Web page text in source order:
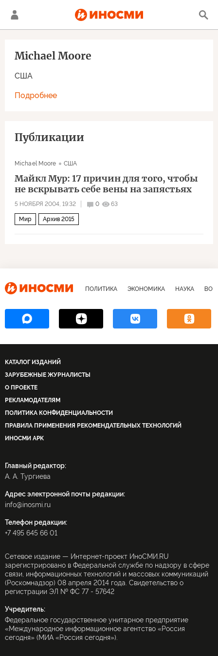
США
Michael Moore
Подробнее
Публикации
Michael Moore США
Майкл Мур: 17 причин для того, чтобы
не вскрывать себе вены на запястьях
5 НОЯБРЯ 2004, 19:32 0 63
Мир Архив 2015
ПОЛИТИКА ЭКОНОМИКА НАУКА
КАТАЛОГ ИЗДАНИЙ
ЗАРУБЕЖНЫЕ ЖУРНАЛИСТЫ
О ПРОЕКТЕ
РЕКЛАМОДАТЕЛЯМ
ПОЛИТИКА КОНФИДЕНЦИАЛЬНОСТИ
ПРАВИЛА ПРИМЕНЕНИЯ РЕКОМЕНДАТЕЛЬНЫХ ТЕХНОЛОГИЙ
ИНОСМИ APK
Главный редактор:
А. А. Тургиева
Адрес электронной почты редакции:
info@inosmi.ru
Телефон редакции:
+7 495 645 66 01
Сетевое издание — Интернет-проект ИноСМИ.RU
зарегистрировано в Федеральной службе по надзору в сфере
связи, информационных технологий и массовых коммуникаций
(Роскомнадзор) 08 апреля 2014 года. Свидетельство о
регистрации ЭЛ № ФС 77 - 57642
Учредитель:
Федеральное государственное унитарное предприятие
«Международное информационное агентство «Россия
сегодня» (МИА «Россия сегодня»).